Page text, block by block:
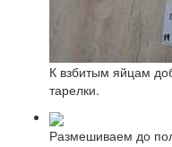
К взбитым яйцам
тарелки.
Размешиваем до